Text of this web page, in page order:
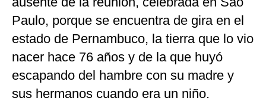
Paulo, porque se encuentra de gira en el
estado de Pernambuco, la tierra que lo vio
nacer hace 76 años y de la que huyó
escapando del hambre con su madre y
sus hermanos cuando era un niño.